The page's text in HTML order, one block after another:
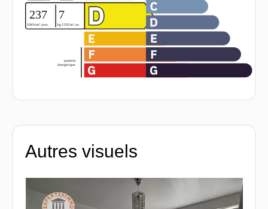
Autres visuels